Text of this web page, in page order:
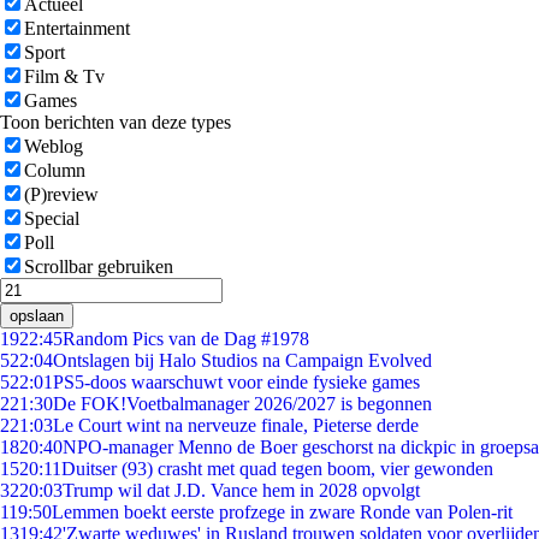
Actueel
Entertainment
Sport
Film & Tv
Games
Toon berichten van deze types
Weblog
Column
(P)review
Special
Poll
Scrollbar gebruiken
opslaan
1922:45Random Pics van de Dag #1978
522:04Ontslagen bij Halo Studios na Campaign Evolved
522:01PS5-doos waarschuwt voor einde fysieke games
221:30De FOK!Voetbalmanager 2026/2027 is begonnen
221:03Le Court wint na nerveuze finale, Pieterse derde
1820:40NPO-manager Menno de Boer geschorst na dickpic in
1520:11Duitser (93) crasht met quad tegen boom, vier gewonden
3220:03Trump wil dat J.D. Vance hem in 2028 opvolgt
119:50Lemmen boekt eerste profzege in zware Ronde van Polen-rit
1319:42'Zwarte weduwes' in Rusland trouwen soldaten voor